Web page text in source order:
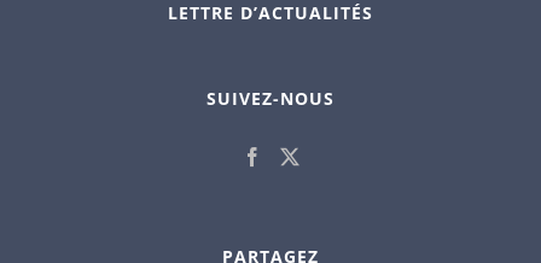
LETTRE D’ACTUALITÉS
SUIVEZ-NOUS
PARTAGEZ